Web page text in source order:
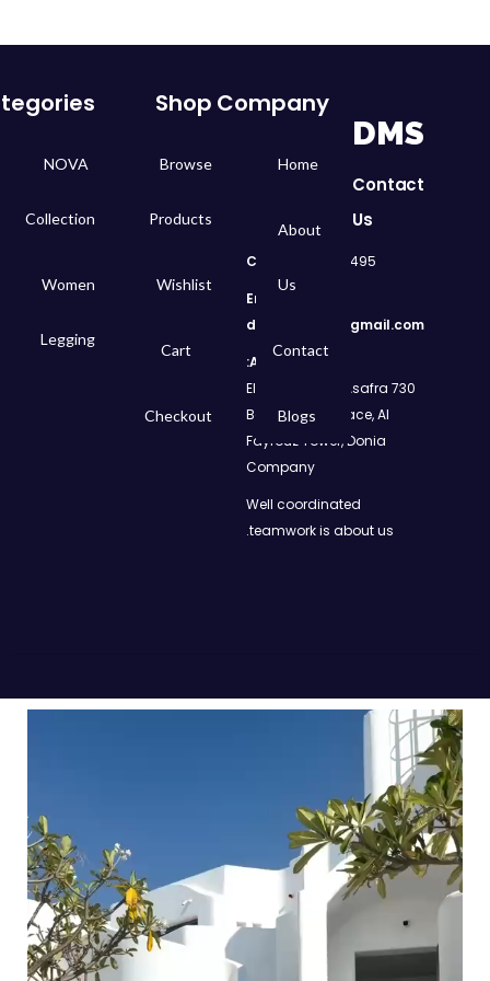
DMS
Contact
Us
Call
: 01050299495
Email:
dms.retail98@gmail.com
Address:
730 El Geish Road, Asafra
Bahri, Elizeh Palace, Al
Fayrouz Tower, Donia
Company
Well coordinated
teamwork is about us.
Company
Home
About
Us
Contact
Blogs
Shop
Browse
Products
Wishlist
Cart
Checkout
NOVA
Collection
Women
Legging